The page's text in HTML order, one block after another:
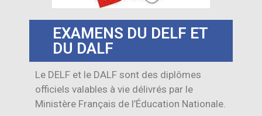
EXAMENS DU DELF ET
DU DALF
Le DELF et le DALF sont des diplômes
officiels valables à vie délivrés par le
Ministère Français de l’Éducation Nationale.